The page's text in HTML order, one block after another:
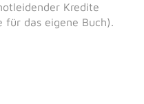
Kredite
für das eigene Buch).